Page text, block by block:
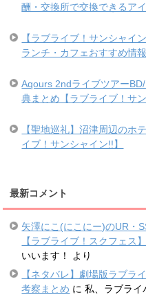
酬・交換所で交換できるア
【ラブライブ！サンシャイ
ランチ・カフェおすすめ情
Aqours 2ndライブツアー
典まとめ【ラブライブ！サ
【聖地巡礼】沼津周辺のホ
イブ！サンシャイン!!】
最新コメント
矢澤にこ(にこにー)のUR・
【ラブライブ！スクフェス】
いいます！
より
【ネタバレ】劇場版ラブラ
考察まとめ に私、ラブライ